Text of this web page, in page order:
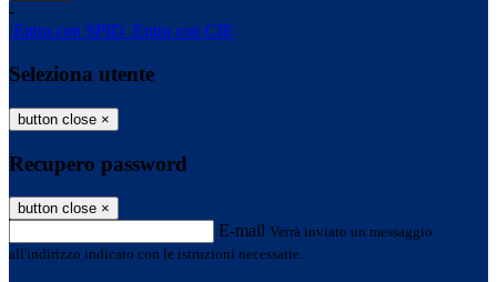
-
Entra con SPID Entra con CIE
Seleziona utente
button close ×
Recupero password
button close ×
E-mail Verrà inviato un messaggio
all'indirizzo indicato con le istruzioni necessarie.